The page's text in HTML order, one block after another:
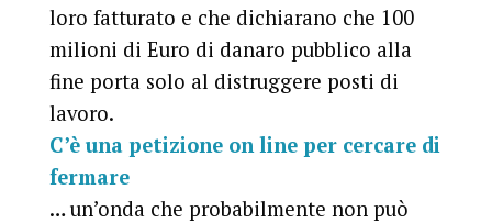
loro fatturato e che dichiarano che 100
milioni di Euro di danaro pubblico alla
fine porta solo al distruggere posti di
lavoro.
C’è una petizione on line per cercare di
fermare
… un’onda che probabilmente non può